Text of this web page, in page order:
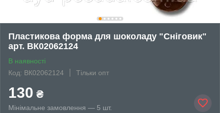
Пластикова форма для шоколаду "Сніговик"
арт. ВК02062124
В наявності
Код: ВК02062124
Тільки опт
130 ₴
Мінімальне замовлення — 5 шт.